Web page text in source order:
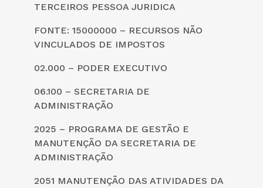
TERCEIROS PESSOA JURIDICA
FONTE: 15000000 – RECURSOS NÃO
VINCULADOS DE IMPOSTOS
02.000 – PODER EXECUTIVO
06.100 – SECRETARIA DE
ADMINISTRAÇÃO
2025 – PROGRAMA DE GESTÃO E
MANUTENÇÃO DA SECRETARIA DE
ADMINISTRAÇÃO
2051 MANUTENÇÃO DAS ATIVIDADES DA